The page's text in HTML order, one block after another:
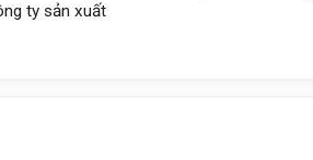
ty sản xuất